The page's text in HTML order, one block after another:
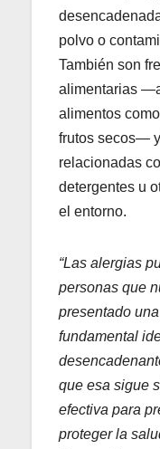
polvo o
También son
alimentarias
alimentos
frutos secos—
relacionadas
detergentes u
el entorno.
“Las alergias
personas que
presentado
fundamental
que esa sigue
efectiva para
proteger la